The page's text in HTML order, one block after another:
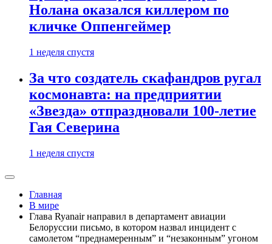
Нолана оказался киллером по
кличке Оппенгеймер
1 неделя спустя
За что создатель скафандров ругал
космонавта: на предприятии
«Звезда» отпраздновали 100-летие
Гая Северина
1 неделя спустя
Главная
В мире
Глава Ryanair направил в департамент авиации
Белоруссии письмо, в котором назвал инцидент с
самолетом “преднамеренным” и “незаконным” угоном